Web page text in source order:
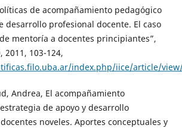
de acompañamiento pedagógico
desarrollo profesional docente. El caso
mentoría a docentes principiantes”,
2011, 103-124,
index.php/iice/article/
Andrea, El acompañamiento
de apoyo y desarrollo
noveles. Aportes conceptuales y